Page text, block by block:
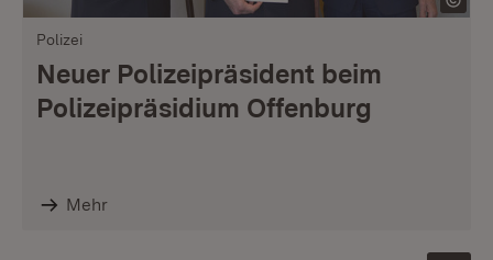
Polizei
Neuer Polizeipräsident beim
Polizeipräsidium Offenburg
Mehr